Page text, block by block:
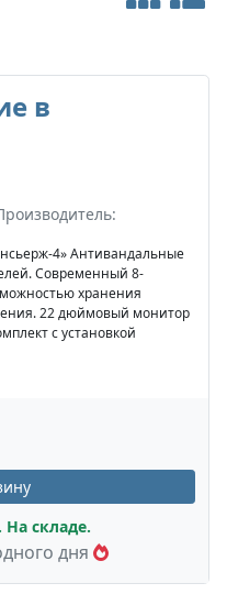
в
4» Антивандальные
Современный 8-
хранения
22 дюймовый монитор
с установкой
На складе.
дня